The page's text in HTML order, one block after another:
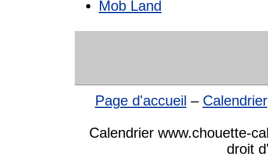
Mob Land
Page d'accueil – Calendrier
Calendrier www.chouette-
droit